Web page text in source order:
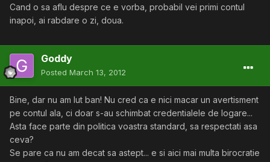
Cand o sa aflu despre ce e vorba, probabil vei primi contul
inapoi, ai rabdare o zi, doua.
Goddy
Posted March 13, 2012
Bine, dar nu am lut ban! Nu cred ca e nici macar un avertisment
pe contul ala, ci doar s-au schimbat credentialele de logare...
Asta face parte din politica voastra standard, sa respectati asa
ceva?
Se pare ca nu am decat sa astept... e si aici mai multa birocratie